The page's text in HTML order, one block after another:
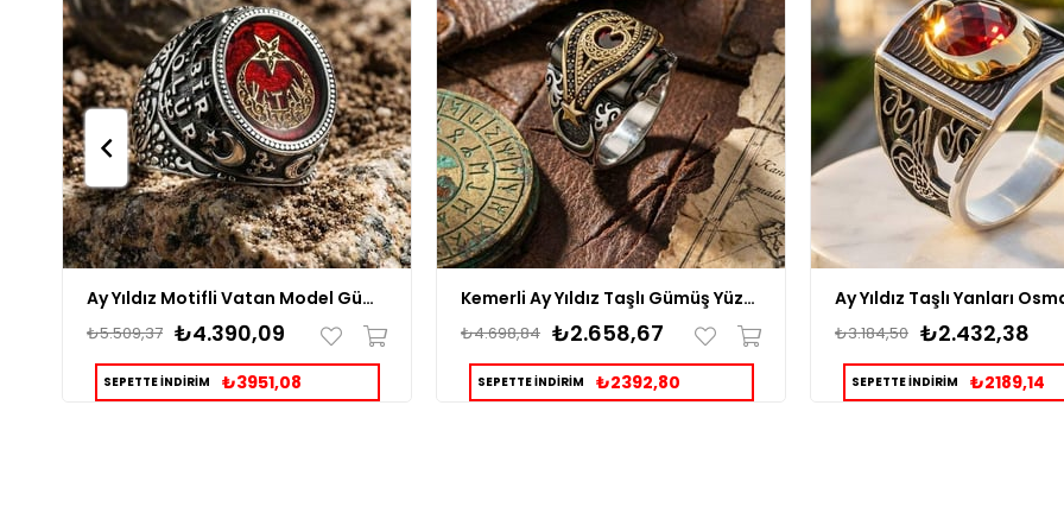
Ay Yıldız Motifli Vatan Model Gümüş Erkek Yüzük
₺4.390,09
₺5.509,37
SEPETTE İNDİRİM ₺3951,08
Kemerli Ay Yıldız Taşlı Gümüş Yüzük
₺2.658,67
₺4.698,84
SEPETTE İNDİRİM ₺2392,80
₺2.432,38
₺3.184,50
SEPETTE İNDİRİM ₺2189,14